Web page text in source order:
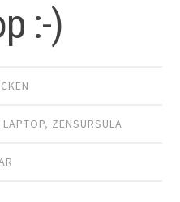
:-)
LAPTOP, ZENSURSULA